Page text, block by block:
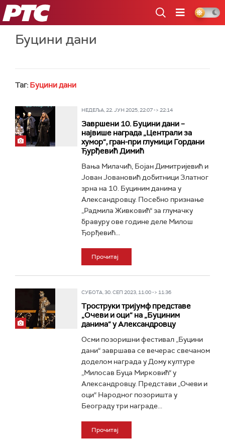
РТС
Буцини дани
Таг: Буцини дани
НЕДЕЉА, 22. ЈУН 2025, 22:07 -> 22:14
Завршени 10. Буцини дани –
највише награда „Централи за
хумор“, гран-при глумици Гордани
Ђурђевић Димић
Вања Милачић, Бојан Димитријевић и
Јован Јовановић добитници Златног
зрна на 10. Буциним данима у
Александровцу. Посебно признање
„Радмила Живковић“ за глумачку
бравуру ове године деле Милош
Ђорђевић...
Прочитај
СУБОТА, 30. СЕП 2023, 11:00 -> 11:36
Троструки тријумф представе
„Очеви и оци“ на „Буциним
данима“ у Александровцу
Осми позоришни фестивал „Буцини
дани“ завршава се вечерас свечаном
доделом награда у Дому културе
„Милосав Буца Мирковић“ у
Александровцу. Представи „Очеви и
оци“ Народног позоришта у
Београду три награде...
Прочитај